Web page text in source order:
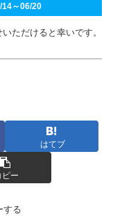
14～06/20
ただけると幸いです。
はてブ
ピー
する